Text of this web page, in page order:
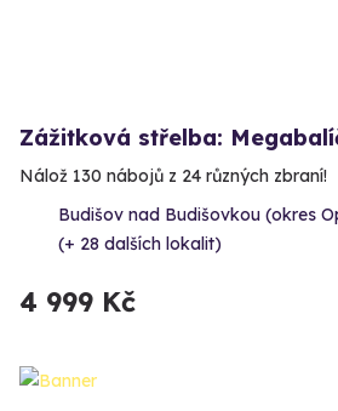
Zážitková střelba:
Nálož 130 nábojů z 24 různých zbraní!
Budišov nad Budišovkou (okres
(+ 28 dalších lokalit)
4 999 Kč